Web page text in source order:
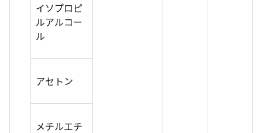
イソプロピ
ルアルコー
ル
アセトン
メチルエチ